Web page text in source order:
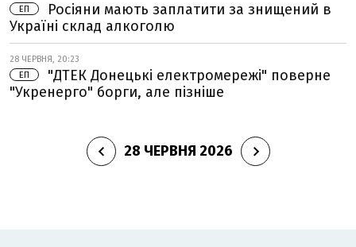
ЕП
Росіяни мають заплатити за знищений в
Україні склад алкоголю
28 ЧЕРВНЯ, 20:23
ЕП
"ДТЕК Донецькі електромережі" поверне
"Укренерго" борги, але пізніше
28 ЧЕРВНЯ 2026